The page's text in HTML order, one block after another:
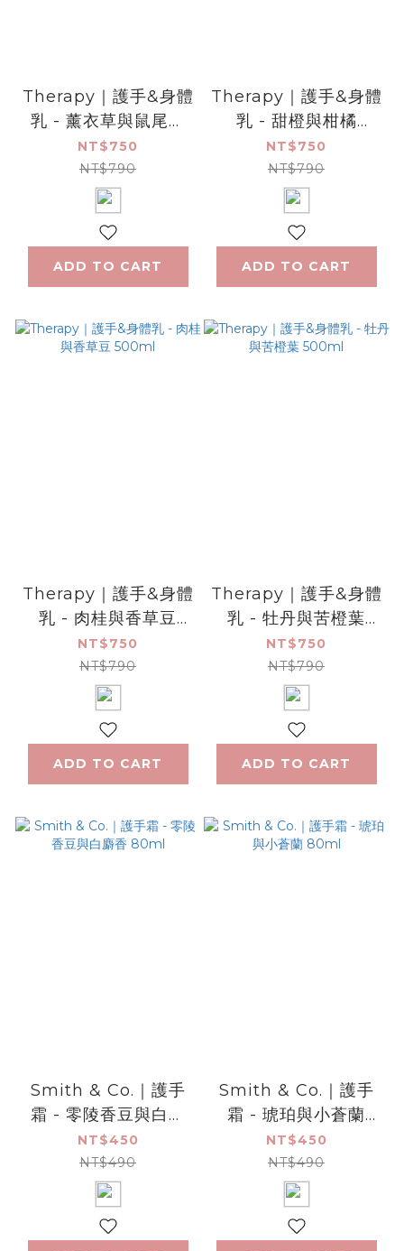
Therapy｜護手&身體
乳 - 薰衣草與鼠尾草
500ml
NT$750
NT$790
ADD TO CART
Therapy｜護手&身體
乳 - 甜橙與柑橘
500ml
NT$750
NT$790
ADD TO CART
Therapy｜護手&身體
乳 - 肉桂與香草豆
500ml
NT$750
NT$790
ADD TO CART
Therapy｜護手&身體
乳 - 牡丹與苦橙葉
500ml
NT$750
NT$790
ADD TO CART
Smith & Co.｜護手
霜 - 零陵香豆與白麝
香 80ml
NT$450
NT$490
Smith & Co.｜護手
霜 - 琥珀與小蒼蘭
80ml
NT$450
NT$490